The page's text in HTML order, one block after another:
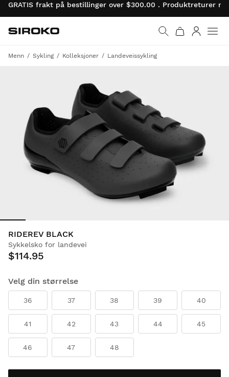
GRATIS frakt på bestillinger over $300.00 . Produktreturer
Gå til startsiden
Siroko.com
Menn Sykling Kolleksjoner Landeveissykling
RIDEREV BLACK
Sykkelsko for landevei
$114.95
Velg din størrelse
36 37 38 39 40
41 42 43 44 45
46 47 48